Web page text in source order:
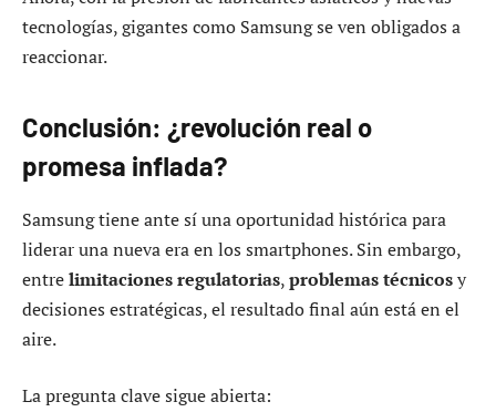
tecnologías, gigantes como Samsung se ven obligados a
reaccionar.
Conclusión: ¿revolución real o
promesa inflada?
Samsung tiene ante sí una oportunidad histórica para
liderar una nueva era en los smartphones. Sin embargo,
entrelimitaciones regulatorias,problemas técnicosy
decisiones estratégicas, el resultado final aún está en el
aire.
La pregunta clave sigue abierta: